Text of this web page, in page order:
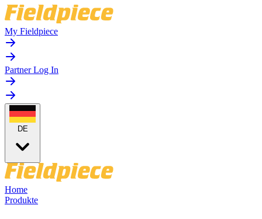
My Fieldpiece
Partner Log In
DE
Home
Produkte